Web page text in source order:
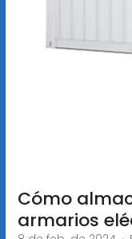
Cómo
armarios